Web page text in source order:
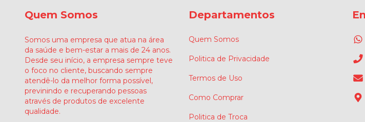
Quem Somos
Somos uma empresa que atua na área
da saúde e bem-estar a mais de 24 anos.
Desde seu início, a empresa sempre teve
o foco no cliente, buscando sempre
atendê-lo da melhor forma possível,
previnindo e recuperando pessoas
através de produtos de excelente
qualidade.
Departamentos
Quem Somos
Politica de Privacidade
Termos de Uso
Como Comprar
Politica de Troca